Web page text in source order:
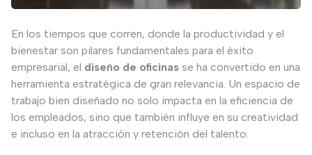
En los tiempos que corren, donde la productividad y el
bienestar son pilares fundamentales para el éxito
empresarial, el diseño de oficinas se ha convertido en una
herramienta estratégica de gran relevancia. Un espacio de
trabajo bien diseñado no solo impacta en la eficiencia de
los empleados, sino que también influye en su creatividad
e incluso en la atracción y retención del talento.